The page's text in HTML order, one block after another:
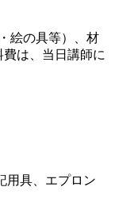
絵の具等）、材
は、当日講師に
用具、エプロン